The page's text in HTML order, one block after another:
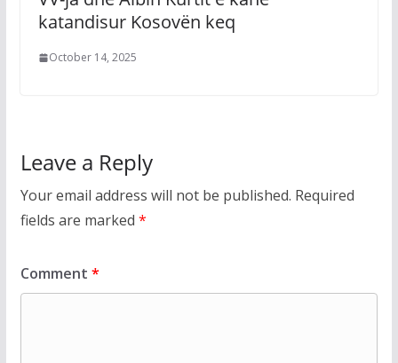
katandisur Kosovën keq
October 14, 2025
Leave a Reply
Your email address will not be published. Required
fields are marked *
Comment *